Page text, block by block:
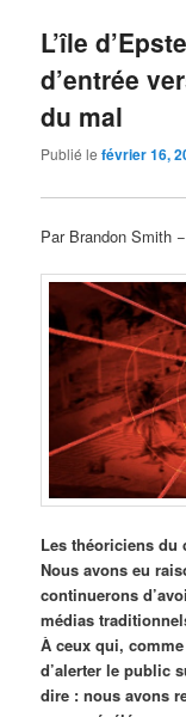
L’île
d’entrée
du mal
Publié lefévrier 16,
Par Brandon Smith
Les théoriciens du
Nous avons eu
continuerons
médias
À ceux qui,
d’alerter le public
dire : nous avons